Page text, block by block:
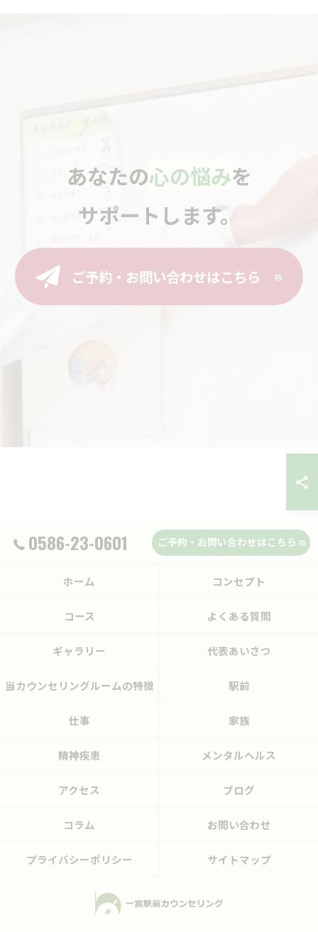
あなたの心の悩みを
サポートします。
ご予約・お問い合わせはこちら
0586-23-0601 ご予約・お問い合わせはこちら
ホーム コンセプト
コース よくある質問
ギャラリー 代表あいさつ
当カウンセリングルームの特徴 駅前
仕事 家族
精神疾患 メンタルヘルス
アクセス ブログ
コラム お問い合わせ
プライバシーポリシー サイトマップ